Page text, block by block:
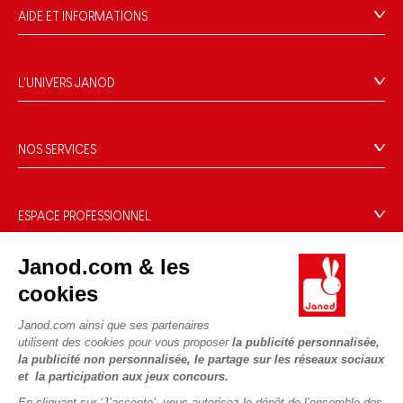
Janod.com & les
cookies
Janod.com ainsi que ses partenaires
utilisent des cookies pour vous proposer la publicité personnalisée,
la publicité non personnalisée, le partage sur les réseaux sociaux
et la participation aux jeux concours.
AIDE ET INFORMATIONS
FAQ
Contact
Rappel Produits
Données personnelles
Gestion des cookies
Conditions du #YesJanod
L'UNIVERS JANOD
Le design
Blog Conseils d'Experts
Le FSC®, c'est quoi ?
Sélection de jouets par âge
Fiche environnementale
NOS SERVICES
Paiement
Livraison
Règles du jeu & notices
Nos guides d'achat
ESPACE PROFESSIONNEL
Espace recrutement
NOUS SUIVRE